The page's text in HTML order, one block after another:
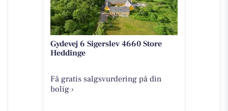
Gydevej 6 Sigerslev 4660 Store
Heddinge
Få gratis salgsvurdering på din
bolig ›